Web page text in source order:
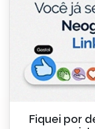
Fiquei por